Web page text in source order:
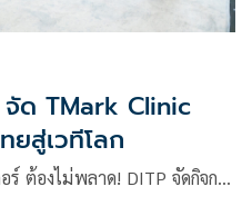
จัด TMark Clinic
ยสู่เวทีโลก
ร์ ต้องไม่พลาด! DITP จัดกิจก…